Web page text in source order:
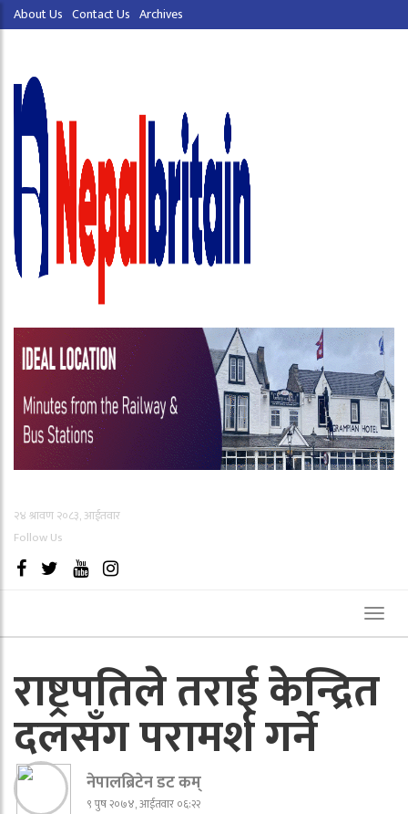
About Us Contact Us Archives
२४ श्रावण २०८३, आईतवार
Follow Us
राष्ट्रपतिले तराई केन्द्रित
दलसँग परामर्श गर्ने
नेपालब्रिटेन डट कम्
९ पुष २०७४, आईतवार ०६:२२